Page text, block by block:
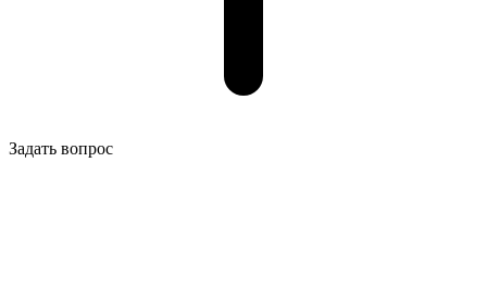
Задать вопрос